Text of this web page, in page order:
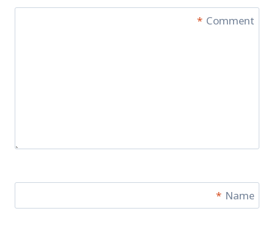
Comment
*
Name
*